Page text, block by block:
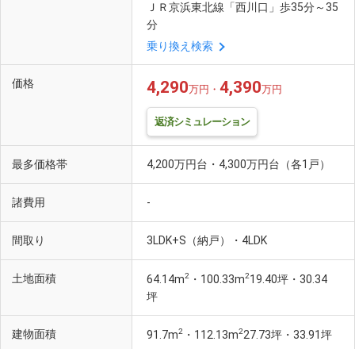
ＪＲ京浜東北線「西川口」歩35分～35
分
乗り換え検索
価格 4,290万円・ 4,390万円
返済シミュレーション
最多価格帯 4,200万円台・4,300万円台（各1戸）
諸費用 -
間取り 3LDK+S（納戸）・4LDK
土地面積 64.14m2 ・100.33m219.40坪・30.34
坪
建物面積 91.7m2 ・112.13m227.73坪・33.91坪